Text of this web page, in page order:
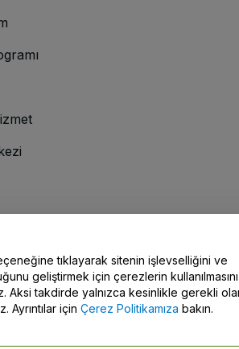
/ Bize Ulaşın
tıklayarak sitenin işlevselliğini ve
geliştirmek için çerezlerin kullanılmasını
Aksi takdirde yalnızca kesinlikle gerekli
Ayrıntılar için Çerez Politikamıza bakın.